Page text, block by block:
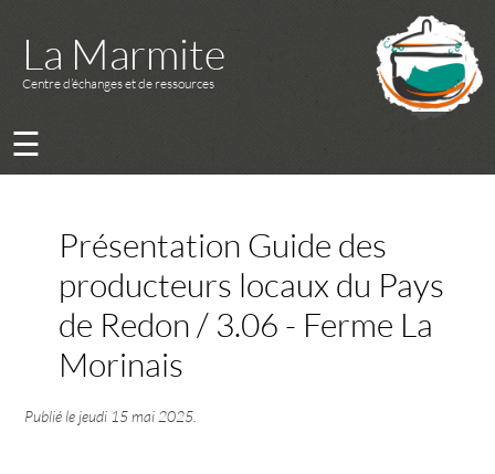
La Marmite
Centre d’échanges et de ressources
☰
Présentation Guide des
producteurs locaux du Pays
de Redon / 3.06 - Ferme La
Morinais
Publié le jeudi 15 mai 2025